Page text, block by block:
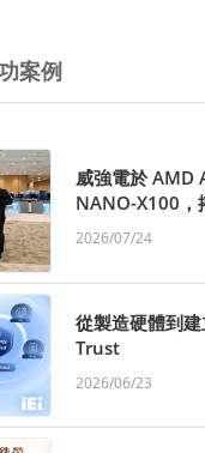
案例
2026/07/24
威強電於 AMD
NANO-X100，
X100 系列處理
Embedded
2026/06/23
從製造硬體到
Trust